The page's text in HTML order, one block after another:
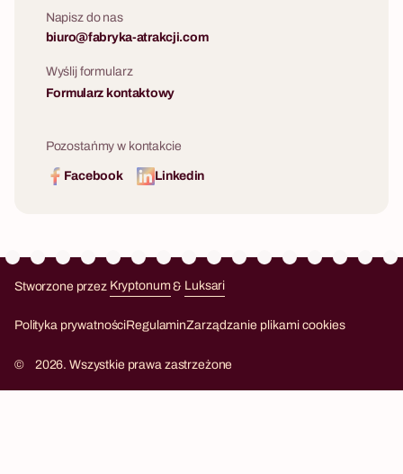
Napisz do nas
biuro@fabryka-atrakcji.com
Wyślij formularz
Formularz kontaktowy
Pozostańmy w kontakcie
Facebook Linkedin
Stworzone przez Kryptonum& Luksari
Polityka prywatnościRegulaminZarządzanie plikami cookies
© 2026. Wszystkie prawa zastrzeżone